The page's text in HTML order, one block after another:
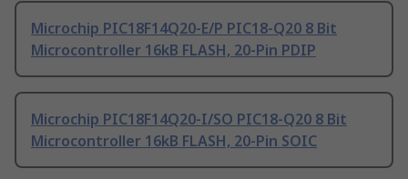
Microchip PIC18F14Q20-E/P PIC18-Q20 8 Bit
Microcontroller 16kB FLASH, 20-Pin PDIP
Microchip PIC18F14Q20-I/SO PIC18-Q20 8 Bit
Microcontroller 16kB FLASH, 20-Pin SOIC